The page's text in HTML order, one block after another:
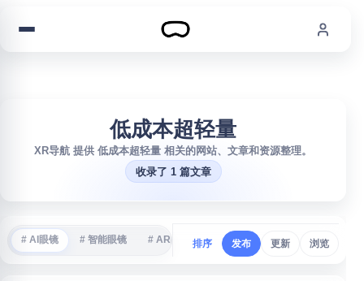
低成本超轻量
XR导航 提供 低成本超轻量 相关的网站、文章和资源整理。
收录了 1 篇文章
# AI眼镜 # 智能眼镜 # AR眼镜 # VR游戏 # 沉浸式体验
排序 发布 更新 浏览